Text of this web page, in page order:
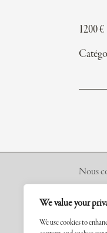
We value your
We use cookies to
1200€
Nous